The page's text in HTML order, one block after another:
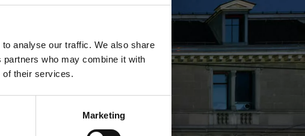
analyse our traffic. We also share
who may combine it with
of their services.
Marketing